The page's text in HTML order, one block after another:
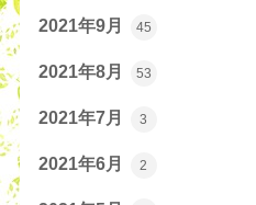
2021年9月 45
2021年8月 53
2021年7月 3
2021年6月 2